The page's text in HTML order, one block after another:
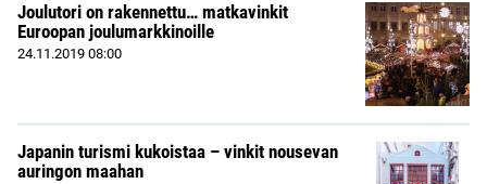
Joulutori on rakennettu… matkavinkit
Euroopan joulumarkkinoille
24.11.2019 08:00
Japanin turismi kukoistaa – vinkit nousevan
auringon maahan